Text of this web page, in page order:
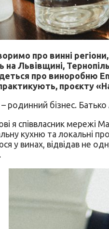
про винні
на Львівщині,
про виноробню
проєкту
родинний бізнес.
я співвласник мережі
кухню та локальні
у винах, відвідав не